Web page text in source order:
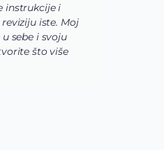
instrukcije i
iste. Moj
sebe i svoju
što više